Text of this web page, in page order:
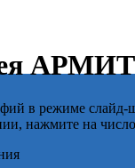
АРМИТ
в режиме
нажмите на